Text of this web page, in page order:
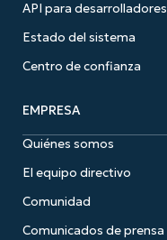
API para desarrolladores
Estado del sistema
Centro de confianza
EMPRESA
Quiénes somos
El equipo directivo
Comunidad
Comunicados de prensa